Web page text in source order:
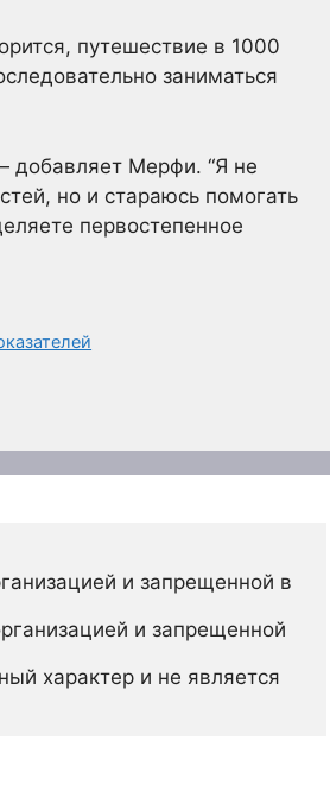
путешествие в 1000
заниматься
добавляет Мерфи. “Я не
но и стараюсь помогать
первостепенное
и запрещенной в
и запрещенной
характер и не является